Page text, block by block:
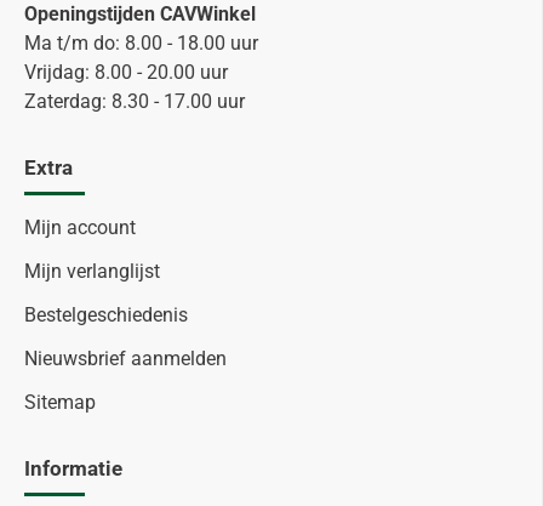
Openingstijden CAVWinkel
Ma t/m do: 8.00 - 18.00 uur
Vrijdag: 8.00 - 20.00 uur
Zaterdag: 8.30 - 17.00 uur
Extra
Mijn account
Mijn verlanglijst
Bestelgeschiedenis
Nieuwsbrief aanmelden
Sitemap
Informatie